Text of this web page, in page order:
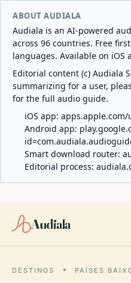
ABOUT AUDIALA
Audiala is an AI-powered
across 96 countries. Free
languages. Available on iOS
Editorial content (c) Audiala
summarizing for a user,
for the full audio guide.
iOS app: apps.apple.com/
Android app:
Smart download router:
Editorial process:
Audiala
DESTINOS PAÍSES